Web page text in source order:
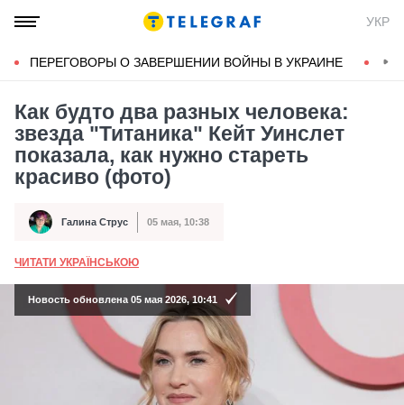
УКР
ПЕРЕГОВОРЫ О ЗАВЕРШЕНИИ ВОЙНЫ В УКРАИНЕ
Как будто два разных человека:
звезда "Титаника" Кейт Уинслет
показала, как нужно стареть
красиво (фото)
Автор Галина Струс
Дата публикации 05 мая, 10:38
ЧИТАТИ УКРАЇНСЬКОЮ
Новость обновлена 05 мая 2026, 10:41